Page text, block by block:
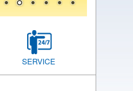
SERVICE